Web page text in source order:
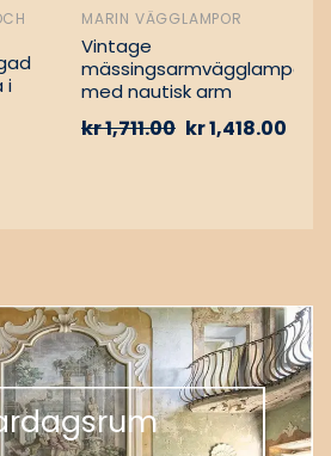
i
MARIN VÄGGLAMPOR
Vintage
mässingsarmvägglampa
med nautisk arm
kr1,711.00 kr1,418.00